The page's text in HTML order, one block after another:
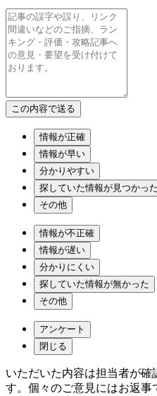
情報が正確
情報が早い
分かりやすい
探していた情報が見つかった
その他
情報が不正確
情報が遅い
分かりにくい
探していた情報が無かった
その他
アンケート
閉じる
いただいた内容は担当者が確
す。個々のご意見にはお返